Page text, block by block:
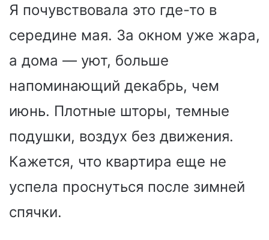
Я почувствовала это где-то в
середине мая. За окном уже жара,
а дома — уют, больше
напоминающий декабрь, чем
июнь. Плотные шторы, темные
подушки, воздух без движения.
Кажется, что квартира еще не
успела проснуться после зимней
спячки.